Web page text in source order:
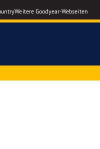
Weitere Goodyear-Webseiten